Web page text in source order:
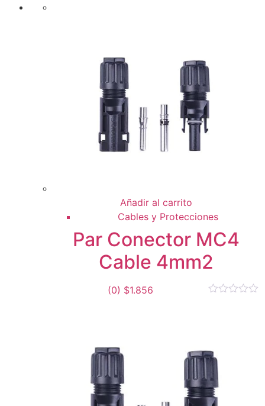
Añadir al carrito
Cables y Protecciones
Par Conector MC4
Cable 4mm2
(0) $1.856